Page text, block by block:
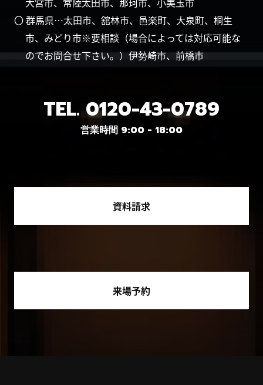
〇 群馬県…太田市、舘林市、邑楽町、大泉町、桐生
市、みどり市※要相談（場合によっては対応可能な
のでお問合せ下さい。）伊勢崎市、前橋市
TEL. 0120-43-0789
営業時間 9:00 - 18:00
資料請求
来場予約